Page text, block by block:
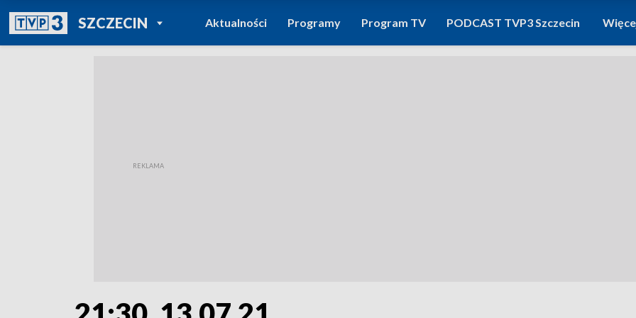
SZCZECINPOWRÓT DO
TVP REGIONY
Aktualności Programy Program TV PODCAST TVP3 Szczecin